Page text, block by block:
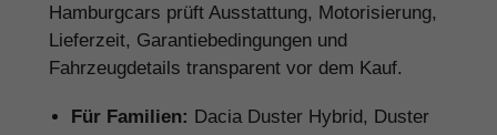
Hamburgcars prüft Ausstattung, Motorisierung,
Lieferzeit, Garantiebedingungen und
Fahrzeugdetails transparent vor dem Kauf.
Für Familien: Dacia Duster Hybrid, Duster